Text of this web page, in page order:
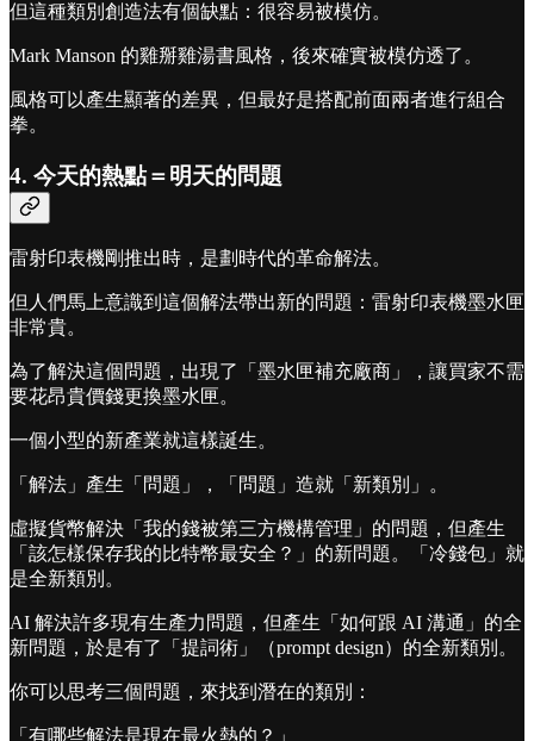
但這種類別創造法有個缺點：很容易被模仿。
Mark Manson 的雞掰雞湯書風格，後來確實被模仿透了。
風格可以產生顯著的差異，但最好是搭配前面兩者進行組合
拳。
4. 今天的熱點＝明天的問題
雷射印表機剛推出時，是劃時代的革命解法。
但人們馬上意識到這個解法帶出新的問題：雷射印表機墨水匣
非常貴。
為了解決這個問題，出現了「墨水匣補充廠商」，讓買家不需
要花昂貴價錢更換墨水匣。
一個小型的新產業就這樣誕生。
「解法」產生「問題」，「問題」造就「新類別」。
虛擬貨幣解決「我的錢被第三方機構管理」的問題，但產生
「該怎樣保存我的比特幣最安全？」的新問題。「冷錢包」就
是全新類別。
AI 解決許多現有生產力問題，但產生「如何跟 AI 溝通」的全
新問題，於是有了「提詞術」（prompt design）的全新類別。
你可以思考三個問題，來找到潛在的類別：
「有哪些解法是現在最火熱的？」